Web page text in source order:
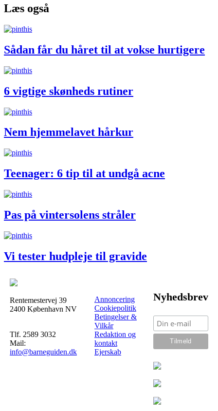
Læs også
Sådan får du håret til at vokse hurtigere
6 vigtige skønheds rutiner
Nem hjemmelavet hårkur
Teenager: 6 tip til at undgå acne
Pas på vintersolens stråler
Vi tester hudpleje til gravide
Rentemestervej 39
2400 København NV
Tlf. 2589 3032
Mail:
info@barneguiden.dk
Annoncering
Cookiepolitik
Betingelser &
Vilkår
Redaktion og
kontakt
Ejerskab
Nyhedsbrev